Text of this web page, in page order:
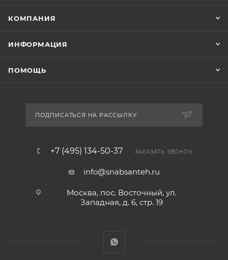
КОМПАНИЯ
ИНФОРМАЦИЯ
ПОМОЩЬ
ПОДПИСАТЬСЯ НА РАССЫЛКУ
+7 (495) 134-50-37 ЗАКАЗАТЬ ЗВОНОК
info@snabsanteh.ru
Москва, пос. Восточный, ул.
Западная, д. 6, стр. 19